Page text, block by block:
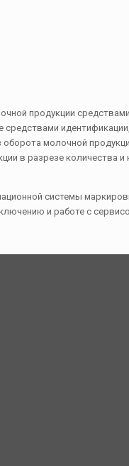
продукции
средствами
оборота молочной
в разрезе количества и
системы
и работе с